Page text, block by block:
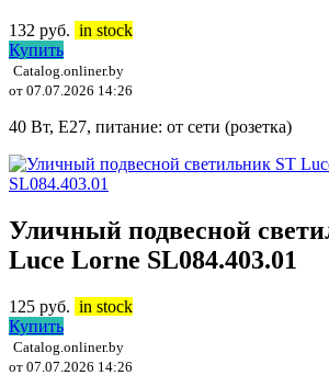
132 руб. in stock
Купить
Catalog.onliner.by
от 07.07.2026 14:26
40 Вт, E27, питание: от сети (розетка)
Уличный подвесной
Luce Lorne SL084.403.01
125 руб. in stock
Купить
Catalog.onliner.by
от 07.07.2026 14:26